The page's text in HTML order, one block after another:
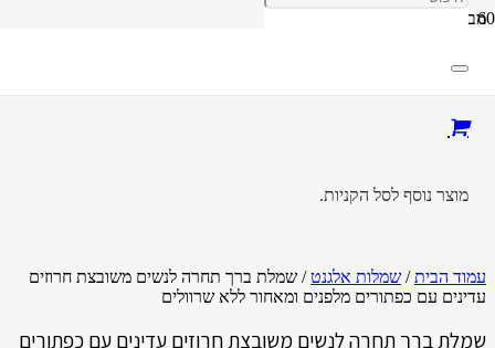
מוצר נוסף לסל הקניות.
מבצע!
עמוד הבית/ שמלות אלגנט/ שמלת ברך תחרה לנשים משובצת חרוזים
עדינים עם כפתורים מלפנים ומאחור ללא שרוולים
שמלת ברך תחרה לנשים משובצת חרוזים עדינים עם כפתורים